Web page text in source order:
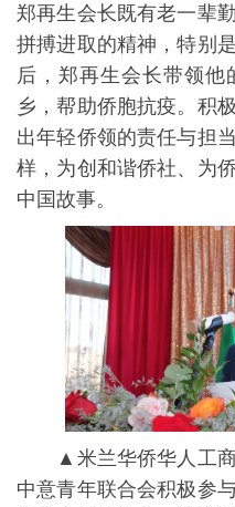
郑再生会长既有老一辈
拼搏进取的精神，特别
后，郑再生会长带领
乡，帮助侨胞抗疫。积
出年轻侨领的责任与担
样，为创和谐侨社、为
中国故事。
▲米兰华侨华人工商
中意青年联合会积极参